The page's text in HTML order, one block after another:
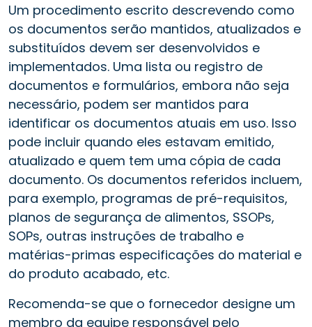
Um procedimento escrito descrevendo como
os documentos serão mantidos, atualizados e
substituídos devem ser desenvolvidos e
implementados. Uma lista ou registro de
documentos e formulários, embora não seja
necessário, podem ser mantidos para
identificar os documentos atuais em uso. Isso
pode incluir quando eles estavam emitido,
atualizado e quem tem uma cópia de cada
documento. Os documentos referidos incluem,
para exemplo, programas de pré-requisitos,
planos de segurança de alimentos, SSOPs,
SOPs, outras instruções de trabalho e
matérias-primas especificações do material e
do produto acabado, etc.
Recomenda-se que o fornecedor designe um
membro da equipe responsável pelo